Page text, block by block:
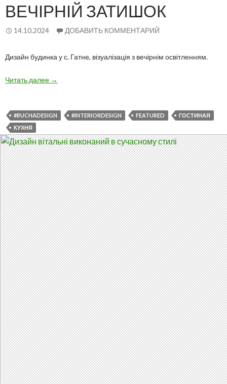
ВЕЧІРНІЙ ЗАТИШОК
14.10.2024 ДОБАВИТЬ КОММЕНТАРИЙ
Дизайн будинка у с. Гатне, візуалізація з вечірнім освітленням.
Читать далее Вечірній
→
#BUCHADESIGN #INTERIORDESIGN FEATURED
ГОСТИНАЯ
КУХНЯ